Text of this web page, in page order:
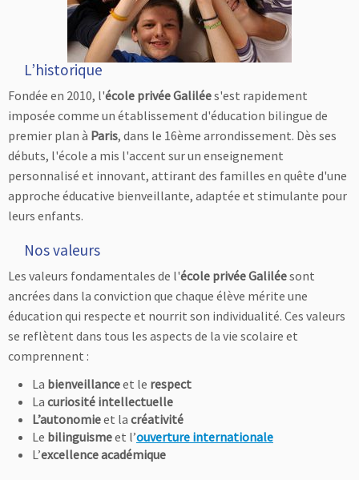
L’historique
Fondée en 2010, l'école privée Galilées'est rapidement
imposée comme un établissement d'éducation bilingue de
premier plan à Paris, dans le 16ème arrondissement. Dès ses
débuts, l'école a mis l'accent sur un enseignement
personnalisé et innovant, attirant des familles en quête d'une
approche éducative bienveillante, adaptée et stimulante pour
leurs enfants.
Nos valeurs
Les valeurs fondamentales de l'école privée Galiléesont
ancrées dans la conviction que chaque élève mérite une
éducation qui respecte et nourrit son individualité. Ces valeurs
se reflètent dans tous les aspects de la vie scolaire et
comprennent :
La bienveillanceet le respect
La curiosité intellectuelle
L’autonomieet la créativité
Le bilinguismeet l’ouverture internationale
L’excellence académique